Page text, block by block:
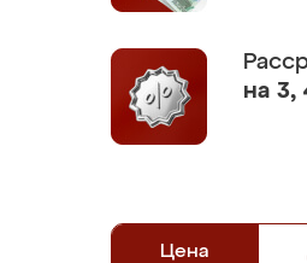
на 3,
Цена